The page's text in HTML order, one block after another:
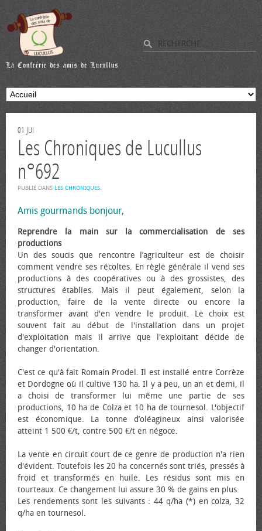
01 JUI
Les Chroniques de Lucullus
n°692
PUBLIÉ DANS LES CHRONIQUES.
Amis gourmands bonjour,
Reprendre la main sur la commercialisation de ses
productions
Un des soucis que rencontre l’agriculteur est de choisir
comment vendre ses récoltes. En règle générale il vend ses
productions à des coopératives ou à des grossistes, des
structures établies. Mais il peut également, selon la
production, faire de la vente directe ou encore la
transformer avant d'en vendre le produit. Le choix est
souvent fait au début de l'installation dans un projet
d'exploitation mais il arrive que l'exploitant décide de
changer d'orientation.
C'est ce qu'à fait Romain Prodel. Il est installé entre Corrèze
et Dordogne où il cultive 130 ha. Il y a peu, un an et demi, il
a choisi de transformer lui même une partie de ses
productions, 10 ha de Colza et 10 ha de tournesol. L'objectif
est économique. La tonne d’oléagineux ainsi valorisée
atteint 1 500 €/t, contre 500 €/t en négoce.
La vente en circuit court de ce genre de production n'a rien
d'évident. Toutefois les 20 ha concernés sont triés, pressés à
froid et transformés en huile. Les résidus sont mis en
tourteaux. Ce changement lui assure 30 % de gains en plus.
Les rendements sont les suivants : 44 q/ha (*) en colza, 32
q/ha en tournesol.